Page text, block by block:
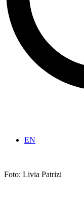
EN
Foto: Livia Patrizi